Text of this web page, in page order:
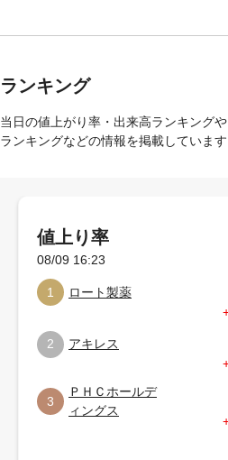
ランキング
当日の値上がり率・出来高ランキング
ランキングなどの情報を掲載しています